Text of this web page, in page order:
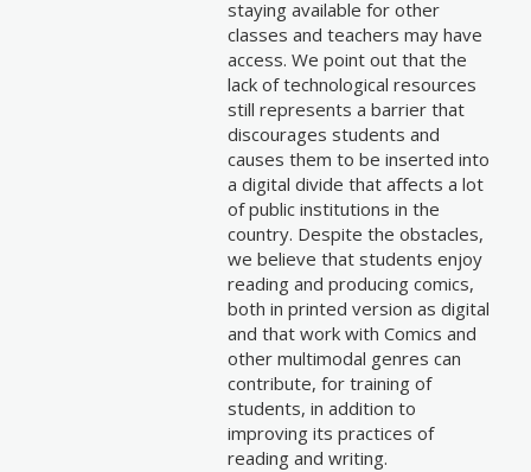
staying available for other
classes and teachers may have
access. We point out that the
lack of technological resources
still represents a barrier that
discourages students and
causes them to be inserted into
a digital divide that affects a lot
of public institutions in the
country. Despite the obstacles,
we believe that students enjoy
reading and producing comics,
both in printed version as digital
and that work with Comics and
other multimodal genres can
contribute, for training of
students, in addition to
improving its practices of
reading and writing.